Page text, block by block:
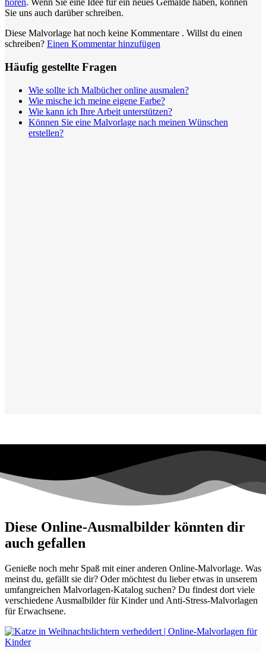
Winter und Weihnachten
Nezaradené
hören. Wenn Sie eine Idee für ein neues Gemälde haben, können
Sie uns auch darüber schreiben.
Diese Malvorlage hat noch keine Kommentare . Willst du einen
schreiben? Einen Kommentar hinzufügen
Häufig gestellte Fragen
Wie sollte ich Malbücher online ausmalen?
Wie mische ich meine eigene Farbe?
Wie kann ich Ihre Arbeit unterstützen?
Können Sie eine Malvorlage nach meinen Wünschen
erstellen?
Diese Online-Ausmalbilder könnten dir
auch gefallen
Genieße noch mehr Spaß mit einer anderen Online-Malvorlage. Was
meinst du, gefällt sie dir? Oder möchtest du lieber etwas in unserem
umfangreichen Malvorlagen-Katalog suchen? Du findest dort viele
verschiedene Ausmalbilder für Kinder und Anti-Stress-Malvorlagen
für Erwachsene.